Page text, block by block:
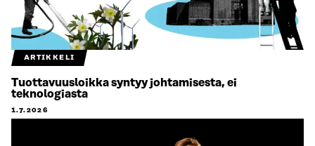
ARTIKKELI
Tuottavuusloikka syntyy johtamisesta, ei
teknologiasta
1.7.2026